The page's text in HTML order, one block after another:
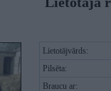
Lietotājvārds:
Pilsēta:
Braucu ar: